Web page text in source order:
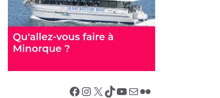
Facebook Instagram X (Twitter) TikTok YouTube E-mail Flickr